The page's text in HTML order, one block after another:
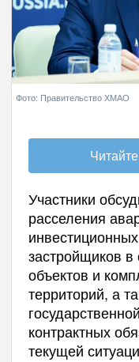
Фото: Правительство ХМАО
Участники
расселения
застройщиков в
объектов и
территорий, а
контрактных
текущей